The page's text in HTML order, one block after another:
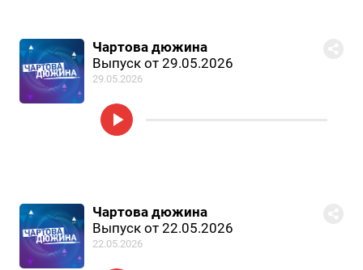
Чартова дюжина
Выпуск от 29.05.2026
29.05.2026
Чартова дюжина
Выпуск от 22.05.2026
22.05.2026